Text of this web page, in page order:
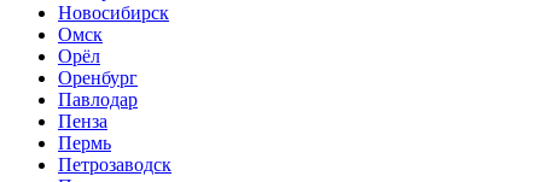
Новосибирск
Омск
Орёл
Оренбург
Павлодар
Пенза
Пермь
Петрозаводск